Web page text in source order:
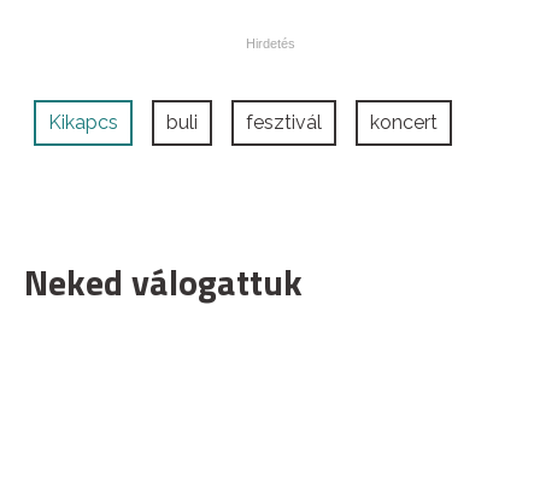
Kikapcs buli fesztivál koncert
Neked válogattuk